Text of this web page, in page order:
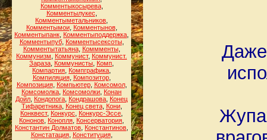
Комментыкосырева,
Комментылукес
Комментыметальников
Комментымои, Комментынов,
Комментыпанк Комментыподдержка
Комментыпуб, Комментысексоты,
Комментытатьяна, Коммменты,
Коммунизм
Коммунист, Коммунист.
Зараза Коммунисты Комп
Компартия Компграфика
Компиляция, Композитор,
Композиция, Компьютер, Комсомол,
Комсомолка Комсомолки Конан
Дойл Кондопога Кондрашова Конец
Тифаретника, Конец света, Кони,
Конквест, Конкурс Конкурс-Эссе
Кононов Конопля Консерватория
Константин Долматов Константинов
Констатация, Конституция,